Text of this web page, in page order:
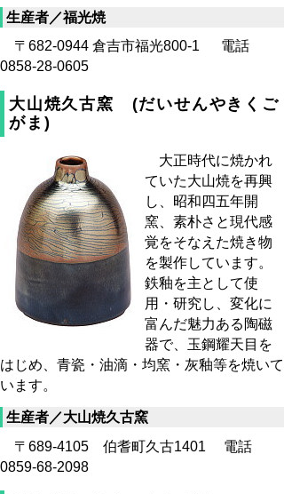
生産者／福光焼
〒682-0944 倉吉市福光800-1 電話
0858-28-0605
大山焼久古窯 (だいせんやきくご
がま)
大正時代に焼かれ
ていた大山焼を再興
し、昭和四五年開
窯、素朴さと現代感
覚をそなえた焼き物
を製作しています。
鉄釉を主として使
用・研究し、変化に
富んだ魅力ある陶磁
器で、玉鋼耀天目を
はじめ、青瓷・油滴・均窯・灰釉等を焼いて
います。
生産者／大山焼久古窯
〒689-4105 伯耆町久古1401 電話
0859-68-2098